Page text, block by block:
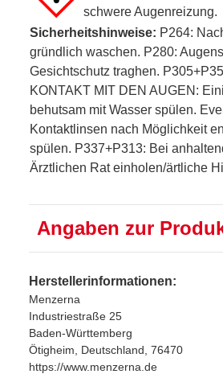
schwere Augenreizung.
Sicherheitshinweise: P264:
gründlich waschen. P280:
Gesichtschutz traghen.
KONTAKT MIT DEN AUGEN:
behutsam mit Wasser spülen.
Kontaktlinsen nach Möglichkeit
spülen. P337+P313: Bei
Ärztlichen Rat einholen/ärtliche
Angaben zur
Herstellerinformationen:
Menzerna
Industriestraße 25
Baden-Württemberg
Ötigheim, Deutschland, 76470
https://www.menzerna.de